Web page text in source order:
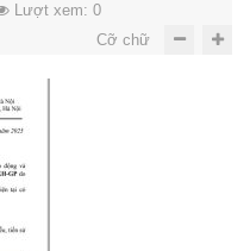
Lượt xem: 0
Cỡ chữ